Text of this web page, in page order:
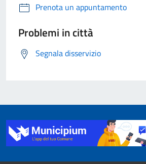
Prenota un appuntamento
Problemi in città
Segnala disservizio